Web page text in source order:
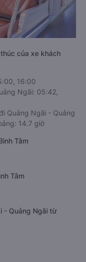
của xe khách
16:00
Ngãi: 05:42,
Quảng Ngãi - Quảng
14.7 giờ
Tâm
Tâm
- Quảng Ngãi từ